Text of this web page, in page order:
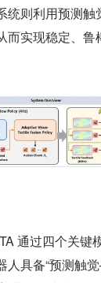
统则利用预测
而实现稳定、鲁
通过四个关键
人具备“预测触